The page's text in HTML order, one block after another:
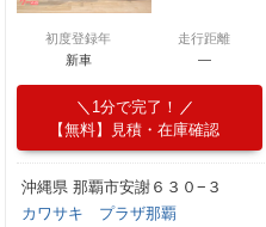
初度登録年
新車
走行距離
—
1分で完了！
【無料】見積・在庫確認
沖縄県 那覇市安謝６３０−３
カワサキ プラザ那覇